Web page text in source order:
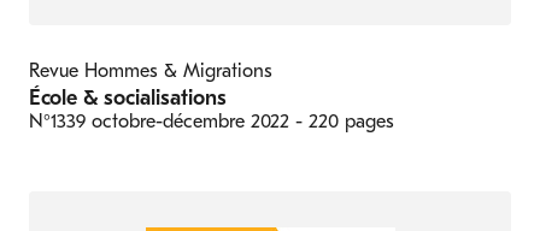
Revue Hommes & Migrations
École & socialisations
N°1339 octobre-décembre 2022 - 220 pages